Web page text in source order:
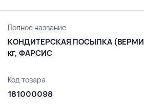
Полное название
КОНДИТЕРСКАЯ ПОСЫПКА
кг, ФАРСИС
Код товара
181000098